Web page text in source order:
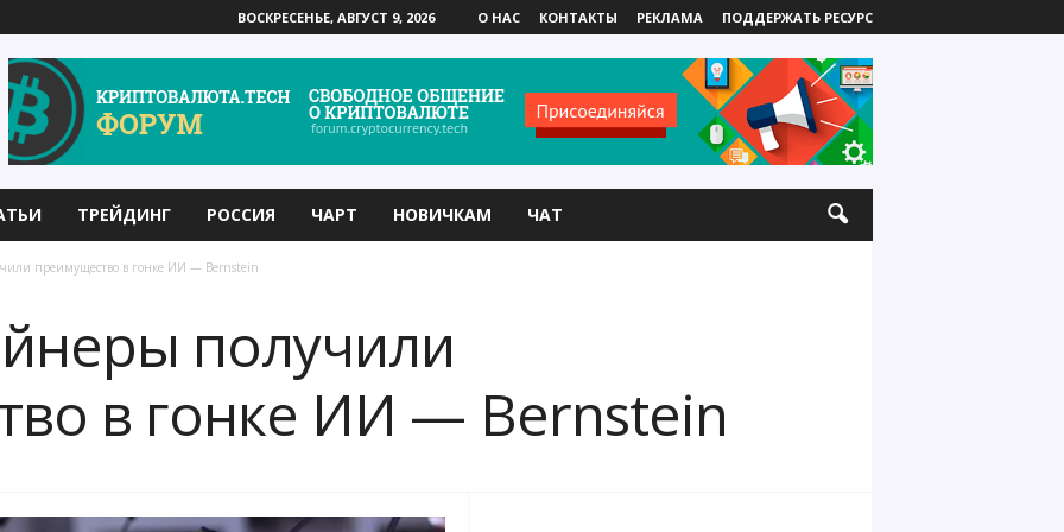
ВОСКРЕСЕНЬЕ, АВГУСТ 9, 2026 О НАС КОНТАКТЫ РЕКЛАМА ПОДДЕРЖАТЬ РЕСУРС
ТРЕЙДИНГ РОССИЯ ЧАРТ НОВИЧКАМ ЧАТ
преимущество в гонке ИИ — Bernstein
получили
в гонке ИИ — Bernstein